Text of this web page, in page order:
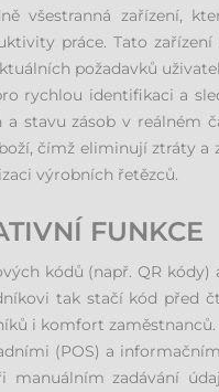
všestranná zařízení,
práce. Tato
požadavků
rychlou identifikaci a
stavu zásob v
čímž eliminují ztráty
výrobních řetězců.
FUNKCE
kódů (např. QR
tak stačí kód před
i komfort zaměstnanců.
(POS) a
zadávání